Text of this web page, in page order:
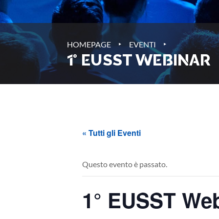
HOMEPAGE ‣ EVENTI ‣
1° EUSST WEBINAR
« Tutti gli Eventi
Questo evento è passato.
1° EUSST